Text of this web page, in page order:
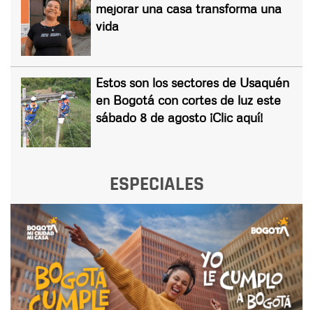
mejorar una casa transforma una
vida
Estos son los sectores de Usaquén
en Bogotá con cortes de luz este
sábado 8 de agosto ¡Clic aquí!
ESPECIALES